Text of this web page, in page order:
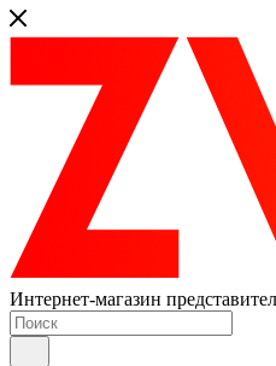
Интернет-магазин